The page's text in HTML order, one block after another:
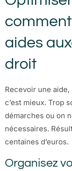
aides
droit
Recevoir une
c’est mieux. Trop
démarches ou on
nécessaires.
centaines d’euros.
Organisez